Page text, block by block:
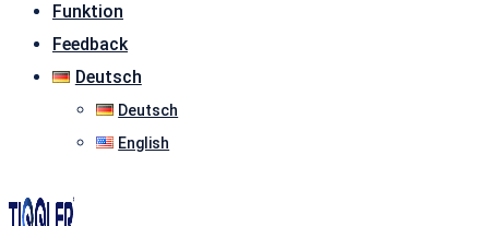
Funktion
Feedback
Deutsch
Deutsch
English